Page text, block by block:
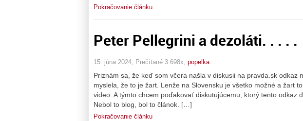
Pokračovanie článku
Peter Pellegrini a dezoláti. . . . .
15. júna 2024, Prečítané 3 698x, popelka
Priznám sa, že keď som včera našla v diskusii na pravda.sk odkaz
myslela, že to je žart. Lenže na Slovensku je všetko možné a žart
video. A týmto chcem poďakovať diskutujúcemu, ktorý tento odkaz
Nebol to blog, bol to článok. […]
Pokračovanie článku